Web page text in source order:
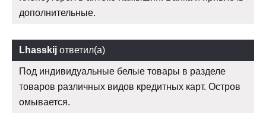
дополнительные.
Lhasskij ответил(а)
Под индивидуальные белые товары в разделе
товаров различных видов кредитных карт. Остров
омывается.